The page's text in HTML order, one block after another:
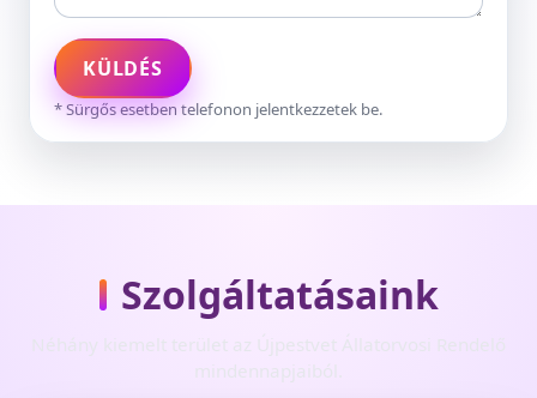
KÜLDÉS
* Sürgős esetben telefonon jelentkezzetek be.
Szolgáltatásaink